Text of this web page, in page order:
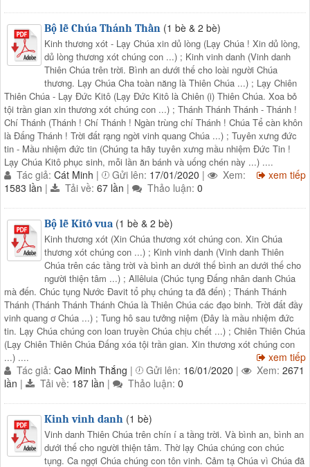
Bộ lễ Chúa Thánh Thần (1 bè & 2 bè)
Kinh thương xót - Lạy Chúa xin dủ lòng (Lạy Chúa ! Xin dủ lòng,
dủ lòng thương xót chúng con ...) ; Kinh vinh danh (Vinh danh
Thiên Chúa trên trời. Bình an dưới thế cho loài người Chúa
thương. Lạy Chúa Cha toàn năng là Thiên Chúa ...) ; Lạy Chiên
Thiên Chúa - Lạy Đức Kitô (Lạy Đức Kitô là Chiên (i) Thiên Chúa. Xoa bỏ
tội trần gian xin thương xót chúng con ...) ; Thánh Thánh Thánh - Thánh !
Chí Thánh (Thánh ! Chí Thánh ! Ngàn trùng chí Thánh ! Chúa Tể càn khôn
là Đấng Thánh ! Trời đất rạng ngời vinh quang Chúa ...) ; Tuyên xưng đức
tin - Mầu nhiệm đức tin (Chúng ta hãy tuyên xưng mầu nhiệm Đức Tin !
Lạy Chúa Kitô phục sinh, mỗi lần ăn bánh và uống chén này ...) ....
xem tiếp
Tác giả: Cát Minh | Gửi lên: 17/01/2020 |
Xem:
1583 lần | Tải về: 67 lần | Thảo luận: 0
Bộ lễ Kitô vua (1 bè & 2 bè)
Kinh thương xót (Xin Chúa thương xót chúng con. Xin Chúa
thương xót chúng con ...) ; Kinh vinh danh (Vinh danh Thiên
Chúa trên các tầng trời và bình an dưới thế bình an dưới thế cho
người thiện tâm ...) ; Allêluia (Chúc tụng Đấng nhân danh Chúa
mà đến. Chúc tụng Nước Đavit tổ phụ chúng ta đã đến) ; Thánh Thánh
Thánh (Thánh Thánh Thánh Chúa là Thiên Chúa các đạo binh. Trời đất đầy
vinh quang ơ Chúa ...) ; Tung hô sau tưởng niệm (Đây là mầu nhiệm đức
tin. Lạy Chúa chúng con loan truyền Chúa chịu chết ...) ; Chiên Thiên Chúa
(Lạy Chiên Thiên Chúa Đấng xóa tội trần gian. Xin thương xót chúng con
...) ....
xem tiếp
Tác giả: Cao Minh Thắng | Gửi lên: 16/01/2020 | Xem: 2671
lần | Tải về: 187 lần | Thảo luận: 0
Kinh vinh danh (1 bè)
Vinh danh Thiên Chúa trên chín í a tầng trời. Và bình an, bình an
dưới thế cho người thiện tâm. Thờ lạy Chúa chúng con chúc
tụng. Ca ngợi Chúa chúng con tôn vinh. Cảm tạ Chúa vì Chúa đã